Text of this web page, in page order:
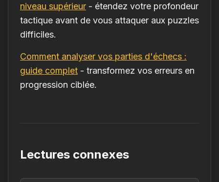
niveau supérieur - étendez votre profondeur
tactique avant de vous attaquer aux puzzles
difficiles.
Comment analyser vos parties d'échecs :
guide complet - transformez vos erreurs en
progression ciblée.
Lectures connexes